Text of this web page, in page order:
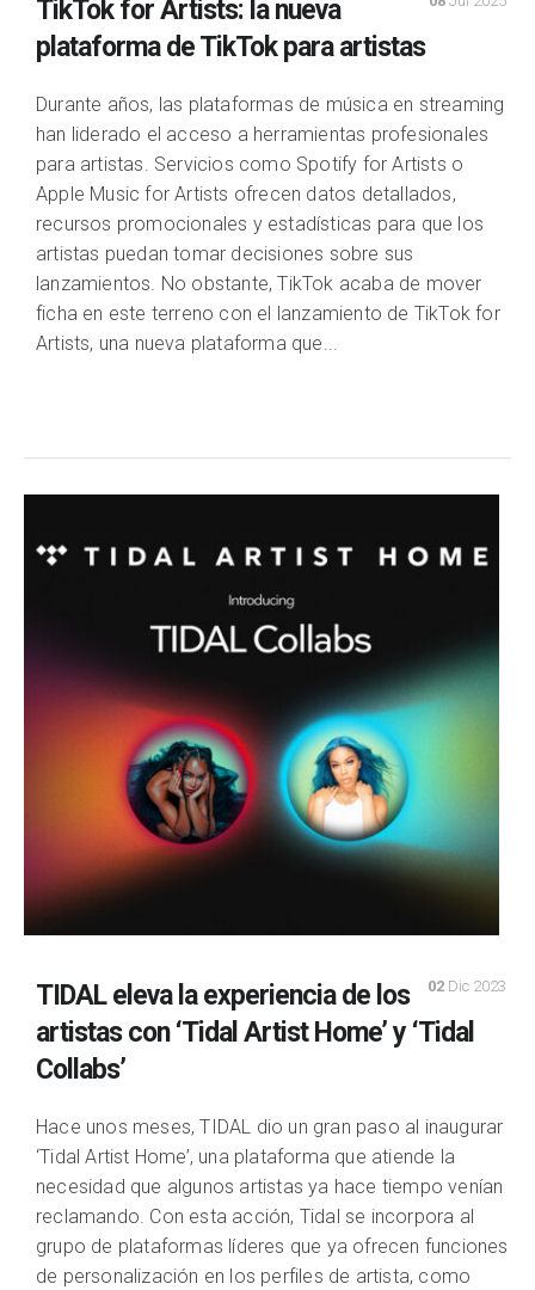
TikTok for Artists: la nueva
plataforma de TikTok para artistas
Durante años, las plataformas de música en streaming
han liderado el acceso a herramientas profesionales
para artistas. Servicios como Spotify for Artists o
Apple Music for Artists ofrecen datos detallados,
recursos promocionales y estadísticas para que los
artistas puedan tomar decisiones sobre sus
lanzamientos. No obstante, TikTok acaba de mover
ficha en este terreno con el lanzamiento de TikTok for
Artists, una nueva plataforma que...
02 Dic 2023
TIDAL eleva la experiencia de los
artistas con ‘Tidal Artist Home’ y ‘Tidal
Collabs’
Hace unos meses, TIDAL dio un gran paso al inaugurar
‘Tidal Artist Home’, una plataforma que atiende la
necesidad que algunos artistas ya hace tiempo venían
reclamando. Con esta acción, Tidal se incorpora al
grupo de plataformas líderes que ya ofrecen funciones
de personalización en los perfiles de artista, como